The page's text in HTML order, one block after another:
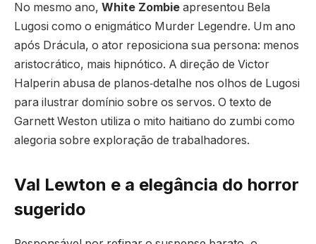
No mesmo ano, White Zombie apresentou Bela
Lugosi como o enigmático Murder Legendre. Um ano
após Drácula, o ator reposiciona sua persona: menos
aristocrático, mais hipnótico. A direção de Victor
Halperin abusa de planos‐detalhe nos olhos de Lugosi
para ilustrar domínio sobre os servos. O texto de
Garnett Weston utiliza o mito haitiano do zumbi como
alegoria sobre exploração de trabalhadores.
Val Lewton e a elegância do horror
sugerido